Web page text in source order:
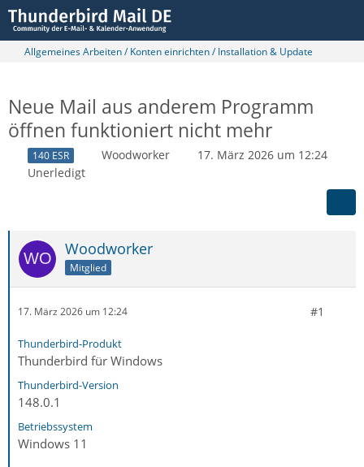
Allgemeines Arbeiten / Konten einrichten / Installation & Update
Neue Mail aus anderem Programm
öffnen funktioniert nicht mehr
140 ESR Woodworker
17. März 2026 um 12:24
Unerledigt
Woodworker
Mitglied
17. März 2026 um 12:24 #1
Thunderbird-Produkt
Thunderbird für Windows
Thunderbird-Version
148.0.1
Betriebssystem
Windows 11